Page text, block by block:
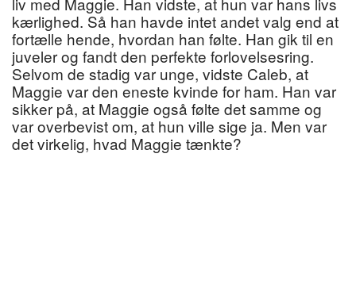
kærlighed. Så han havde intet andet valg end at
fortælle hende, hvordan han følte. Han gik til en
juveler og fandt den perfekte forlovelsesring.
Selvom de stadig var unge, vidste Caleb, at
Maggie var den eneste kvinde for ham. Han var
sikker på, at Maggie også følte det samme og
var overbevist om, at hun ville sige ja. Men var
det virkelig, hvad Maggie tænkte?